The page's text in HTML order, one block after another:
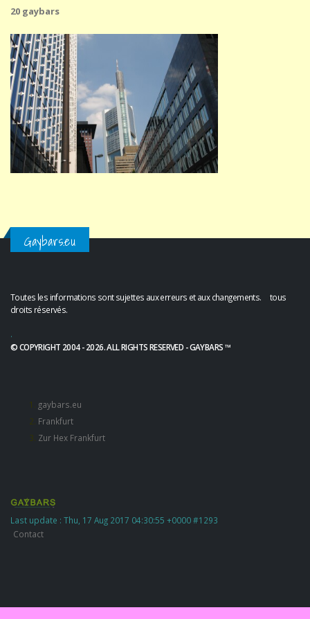
20 gaybars
Gaybars.eu
Toutes les informations sont sujettes aux erreurs et aux changements. tous
droits réservés.
.
© COPYRIGHT 2004 - 2026. ALL RIGHTS RESERVED - GAYBARS ™
gaybars.eu
Frankfurt
Zur Hex Frankfurt
Last update : Thu, 17 Aug 2017 04:30:55 +0000 #1293
Contact